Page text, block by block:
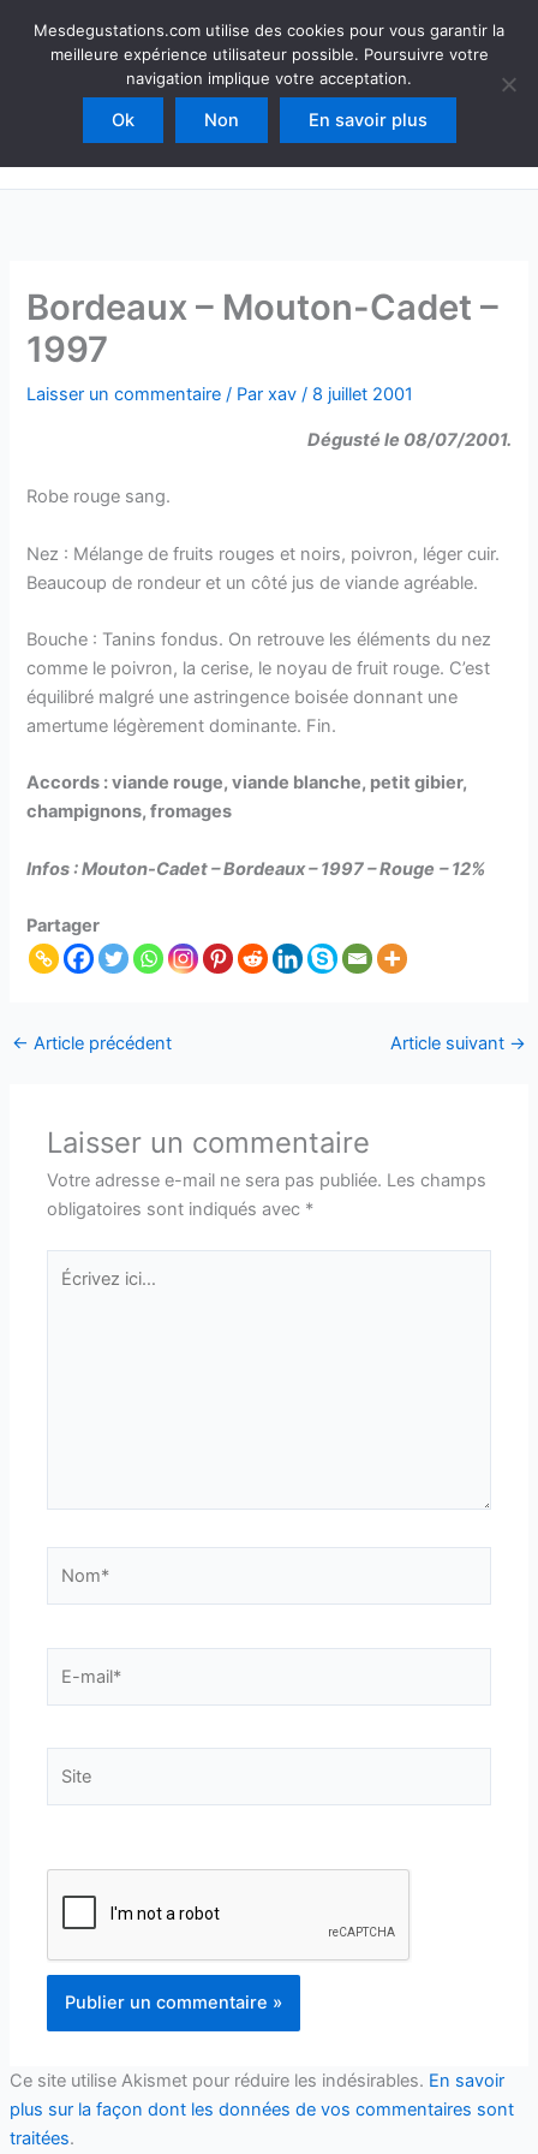
Mesdegustations
Dégustations, accords & autour du vin
Rechercher
Bordeaux – Mouton-Cadet –
1997
Laisser un commentaire / Parxav/ 8 juillet 2001
Dégusté le 08/07/2001.
Robe rouge sang.
Nez : Mélange de fruits rouges et noirs, poivron, léger cuir.
Beaucoup de rondeur et un côté jus de viande agréable.
Bouche : Tanins fondus. On retrouve les éléments du nez
comme le poivron, la cerise, le noyau de fruit rouge. C’est
équilibré malgré une astringence boisée donnant une
amertume légèrement dominante. Fin.
Accords : viande rouge, viande blanche, petit gibier,
champignons, fromages
Infos : Mouton-Cadet – Bordeaux – 1997 – Rouge –12%
Partager
← Article précédent Article suivant →
Laisser un commentaire
Votre adresse e-mail ne sera pas publiée. Les champs
obligatoires sont indiqués avec *
Écrivez
ici…
mail*
Ce site utilise Akismet pour réduire les indésirables. En savoir
plus sur la façon dont les données de vos commentaires sont
traitées.
Mesdegustations.com utilise des cookies pour vous garantir la
meilleure expérience utilisateur possible. Poursuivre votre
navigation implique votre acceptation.
Ok Non En savoir plus